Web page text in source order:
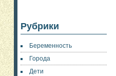
Рубрики
Беременность
Города
Дети